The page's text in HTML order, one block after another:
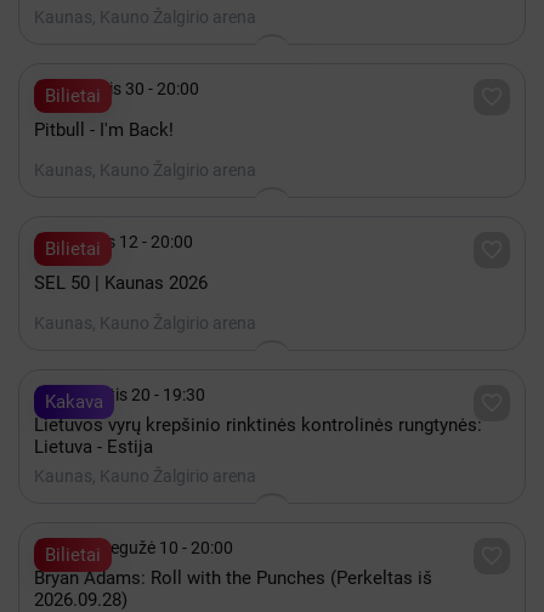
Kaunas, Kauno Žalgirio arena
Bilietai
 Lapkritis 30 - 20:00
Pitbull - I'm Back!
Kaunas, Kauno Žalgirio arena
Bilietai
 Gruodis 12 - 20:00
SEL 50 | Kaunas 2026
Kaunas, Kauno Žalgirio arena
Kakava
 Rugpjūtis 20 - 19:30
Lietuvos vyrų krepšinio rinktinės kontrolinės rungtynės:
Lietuva - Estija
Kaunas, Kauno Žalgirio arena
Bilietai
 2027 Gegužė 10 - 20:00
Bryan Adams: Roll with the Punches (Perkeltas iš
2026.09.28)